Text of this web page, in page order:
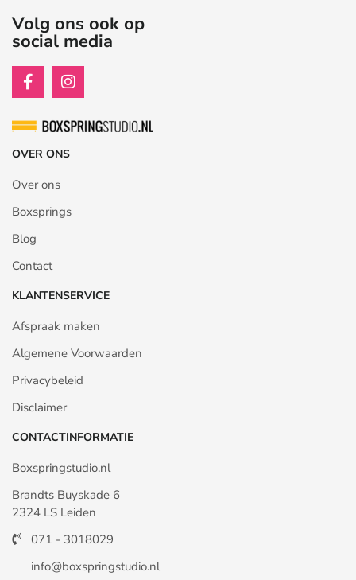
Volg ons ook op
social media
OVER ONS
Over ons
Boxsprings
Blog
Contact
KLANTENSERVICE
Afspraak maken
Algemene Voorwaarden
Privacybeleid
Disclaimer
CONTACTINFORMATIE
Boxspringstudio.nl
Brandts Buyskade 6
2324 LS Leiden
071 - 3018029
info@boxspringstudio.nl